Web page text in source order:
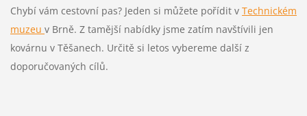
Chybí vám cestovní pas? Jeden si můžete pořídit v Technickém
muzeu v Brně. Z tamější nabídky jsme zatím navštívili jen
kovárnu v Těšanech. Určitě si letos vybereme další z
doporučovaných cílů.